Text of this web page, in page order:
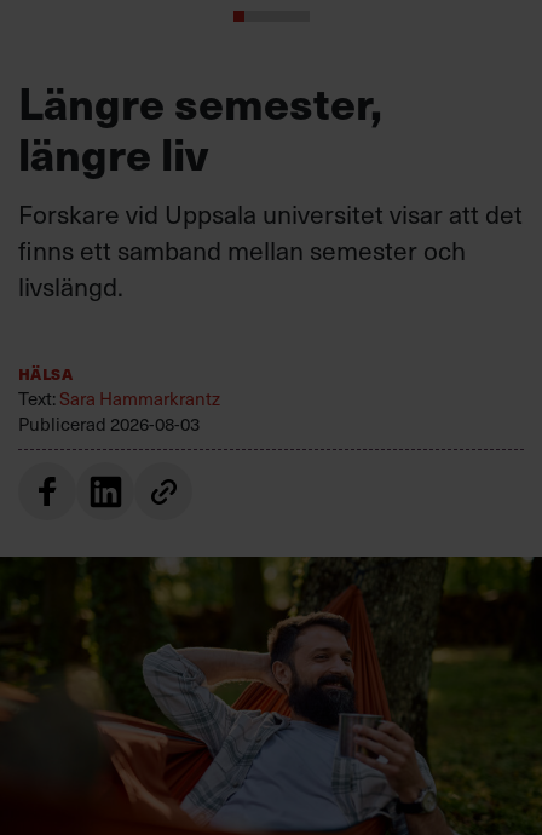
Längre semester,
längre liv
Forskare vid Uppsala universitet visar att det
finns ett samband mellan semester och
livslängd.
Hälsa
Text: Sara Hammarkrantz
Publicerad 2026-08-03